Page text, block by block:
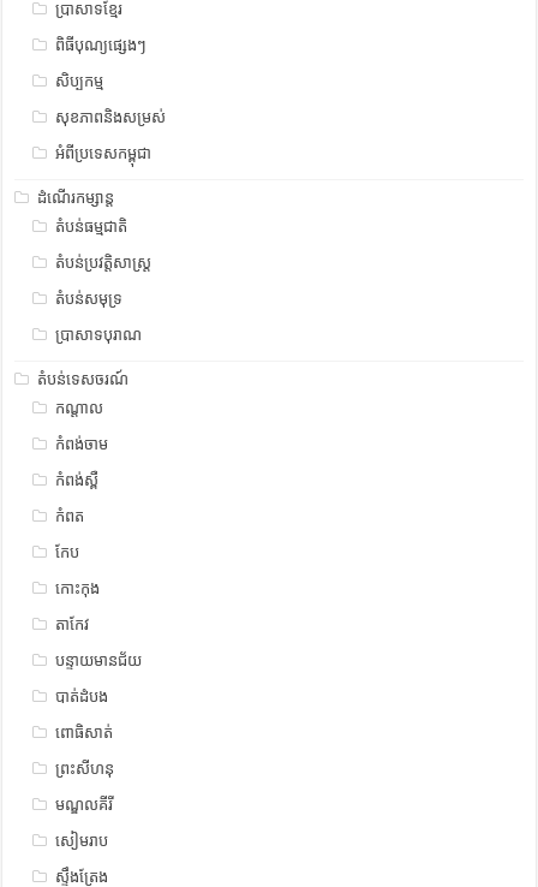
ប្រាសាទខ្មែរ
ពិធីបុណ្យផ្សេងៗ
សិប្បកម្ម
សុខភាពនិងសម្រស់
អំពីប្រទេសកម្ពុជា
ដំណើរកម្សាន្ត
តំបន់ធម្មជាតិ
តំបន់ប្រវត្តិសាស្រ្ត
តំបន់សមុទ្រ
ប្រាសាទបុរាណ
តំបន់ទេសចរណ៍
កណ្តាល
កំពង់ចាម
កំពង់ស្ពឺ
កំពត
កែប
កោះកុង
តាកែវ
បន្ទាយមានជ័យ
បាត់ដំបង
ពោធិសាត់
ព្រះសីហនុ
មណ្ឌលគីរី
សៀមរាប
ស្ទឹង​​ត្រែង